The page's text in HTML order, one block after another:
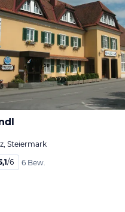
Steiermark
/6 6 Bew.